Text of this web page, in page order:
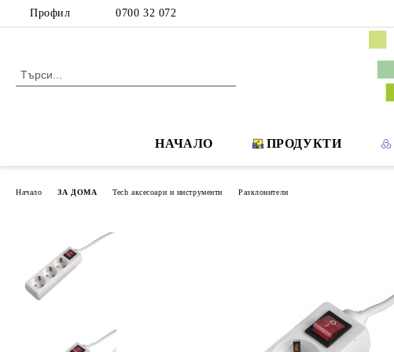
Профил 0700 32 072
НАЧАЛО ПРОДУКТИ
Начало ЗА ДОМА Tech аксесоари и инструменти Разклонители